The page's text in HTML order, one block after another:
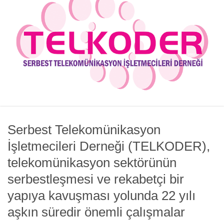
Serbest Telekomünikasyon
İşletmecileri Derneği (TELKODER),
telekomünikasyon sektörünün
serbestleşmesi ve rekabetçi bir
yapıya kavuşması yolunda 22 yılı
aşkın süredir önemli çalışmalar